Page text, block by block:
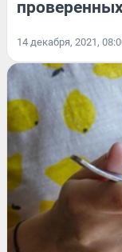
14 декабря, 2021,